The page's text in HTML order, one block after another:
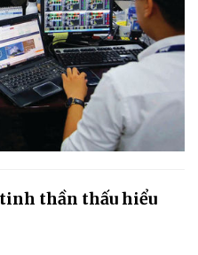
thần thấu hiểu